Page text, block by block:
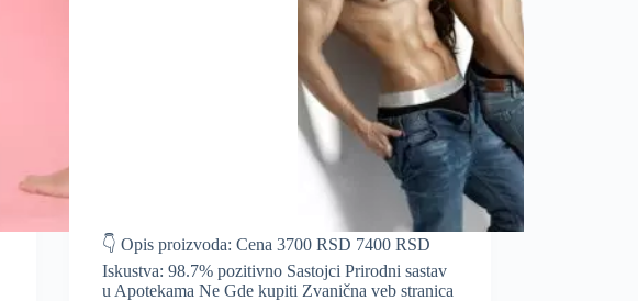
👇 Opis proizvoda: Cena 3700 RSD 7400 RSD
Iskustva: 98.7% pozitivno Sastojci Prirodni sastav
u Apotekama Ne Gde kupiti Zvanična veb stranica